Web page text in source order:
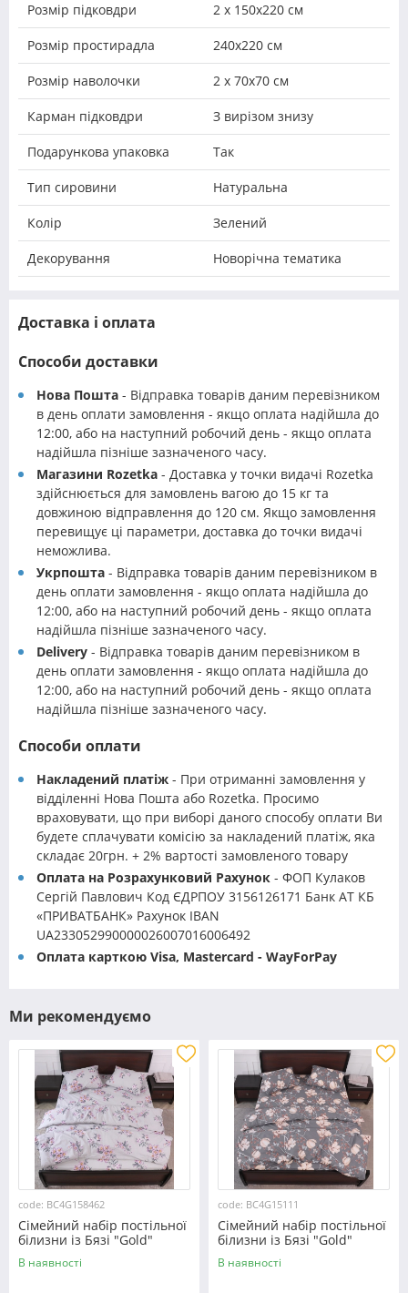
Розмір підковдри 2 х 150х220 см
Розмір простирадла 240х220 см
Розмір наволочки 2 х 70х70 см
Карман підковдри З вирізом знизу
Подарункова упаковка Так
Тип сировини Натуральна
Колір Зелений
Декорування Новорічна тематика
Доставка і оплата
Способи доставки
Нова Пошта - Відправка товарів даним перевізником
в день оплати замовлення - якщо оплата надійшла до
12:00, або на наступний робочий день - якщо оплата
надійшла пізніше зазначеного часу.
Магазини Rozetka - Доставка у точки видачі Rozetka
здійснюється для замовлень вагою до 15 кг та
довжиною відправлення до 120 см. Якщо замовлення
перевищує ці параметри, доставка до точки видачі
неможлива.
Укрпошта - Відправка товарів даним перевізником в
день оплати замовлення - якщо оплата надійшла до
12:00, або на наступний робочий день - якщо оплата
надійшла пізніше зазначеного часу.
Delivery - Відправка товарів даним перевізником в
день оплати замовлення - якщо оплата надійшла до
12:00, або на наступний робочий день - якщо оплата
надійшла пізніше зазначеного часу.
Способи оплати
Накладений платіж - При отриманні замовлення у
відділенні Нова Пошта або Rozetka. Просимо
враховувати, що при виборі даного способу оплати Ви
будете сплачувати комісію за накладений платіж, яка
складає 20грн. + 2% вартості замовленого товару
Оплата на Розрахунковий Рахунок - ФОП Кулаков
Сергій Павлович Код ЄДРПОУ 3156126171 Банк АТ КБ
«ПРИВАТБАНК» Рахунок IBAN
UA233052990000026007016006492
Оплата карткою Visa, Mastercard - WayForPay
Ми рекомендуємо
code: BC4G158462
Сімейний набір постільної
білизни із Бязі "Gold"
№158462 Черешенька™
В наявності
code: BC4G15111
Сімейний набір постільної
білизни із Бязі "Gold"
№15111 Черешенька™
В наявності